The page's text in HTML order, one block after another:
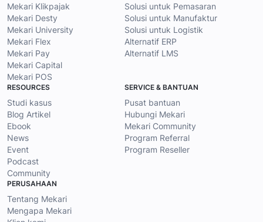
Mekari Klikpajak
Mekari Desty
Mekari University
Mekari Flex
Mekari Pay
Mekari Capital
Mekari POS
Solusi untuk Pemasaran
Solusi untuk Manufaktur
Solusi untuk Logistik
Alternatif ERP
Alternatif LMS
RESOURCES
Studi kasus
Blog Artikel
Ebook
News
Event
Podcast
Community
SERVICE & BANTUAN
Pusat bantuan
Hubungi Mekari
Mekari Community
Program Referral
Program Reseller
PERUSAHAAN
Tentang Mekari
Mengapa Mekari